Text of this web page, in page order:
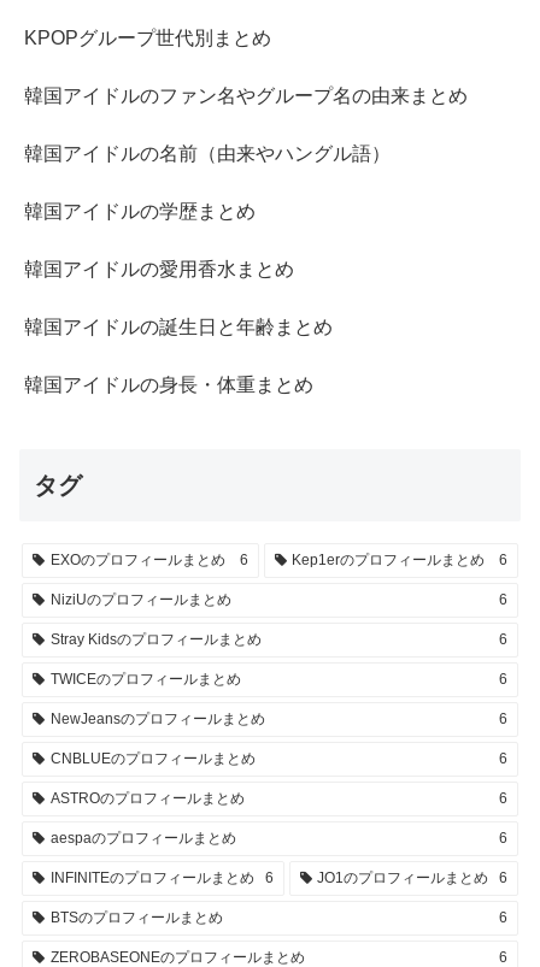
KPOPグループ世代別まとめ
韓国アイドルのファン名やグループ名の由来まとめ
韓国アイドルの名前（由来やハングル語）
韓国アイドルの学歴まとめ
韓国アイドルの愛用香水まとめ
韓国アイドルの誕生日と年齢まとめ
韓国アイドルの身長・体重まとめ
タグ
EXOのプロフィールまとめ 6 Kep1erのプロフィールまとめ 6
NiziUのプロフィールまとめ 6
Stray Kidsのプロフィールまとめ 6
TWICEのプロフィールまとめ 6
NewJeansのプロフィールまとめ 6
CNBLUEのプロフィールまとめ 6
ASTROのプロフィールまとめ 6
aespaのプロフィールまとめ 6
INFINITEのプロフィールまとめ 6 JO1のプロフィールまとめ 6
BTSのプロフィールまとめ 6
ZEROBASEONEのプロフィールまとめ 6